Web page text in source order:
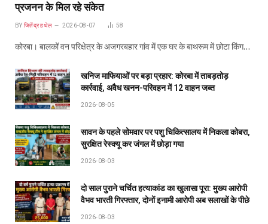
प्रजनन के मिल रहे संकेत
BY जितेंद्र हथेल 2026-08-07 58
कोरबा। बालकों वन परिक्षेत्र के अजगरबहार गांव में एक घर के बाथरूम में छोटा किंग…
खनिज माफियाओं पर बड़ा प्रहार: कोरबा में ताबड़तोड़
कार्रवाई, अवैध खनन-परिवहन में 12 वाहन जब्त
2026-08-05
सावन के पहले सोमवार पर पशु चिकित्सालय में निकला कोबरा,
सुरक्षित रेस्क्यू कर जंगल में छोड़ा गया
2026-08-03
दो साल पुराने चर्चित हत्याकांड का खुलासा पूरा: मुख्य आरोपी
वैभव भारती गिरफ्तार, दोनों इनामी आरोपी अब सलाखों के पीछे
2026-08-03